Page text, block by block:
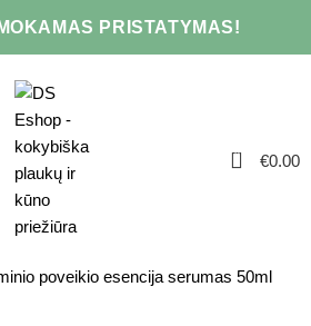
PRISTATYMAS!
0 €0.00